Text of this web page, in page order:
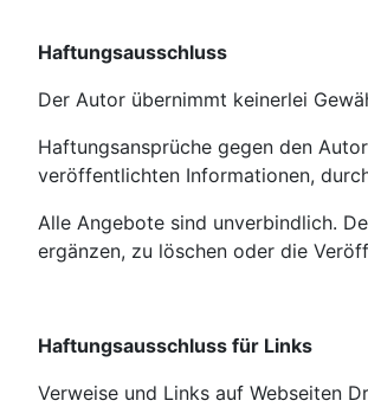
Haftungsausschluss
Der Autor übernimmt keinerlei
Haftungsansprüche gegen den
veröffentlichten Informationen,
Alle Angebote sind unverbindlich.
ergänzen, zu löschen oder die
Haftungsausschluss für Links
Verweise und Links auf Webseiten